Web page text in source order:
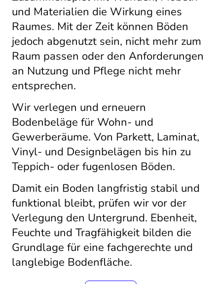
und Materialien die Wirkung eines
Raumes. Mit der Zeit können Böden
jedoch abgenutzt sein, nicht mehr zum
Raum passen oder den Anforderungen
an Nutzung und Pflege nicht mehr
entsprechen.
Wir verlegen und erneuern
Bodenbeläge für Wohn- und
Gewerberäume. Von Parkett, Laminat,
Vinyl- und Designbelägen bis hin zu
Teppich- oder fugenlosen Böden.
Damit ein Boden langfristig stabil und
funktional bleibt, prüfen wir vor der
Verlegung den Untergrund. Ebenheit,
Feuchte und Tragfähigkeit bilden die
Grundlage für eine fachgerechte und
langlebige Bodenfläche.